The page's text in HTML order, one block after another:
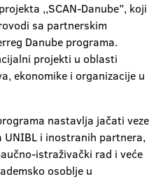
,,SCAN-Danube”, koji
sa partnerskim
Danube programa.
projekti u oblasti
ekonomike i organizacije u
nastavlja jačati veze
UNIBL i inostranih partnera,
istraživački rad i veće
osoblje u